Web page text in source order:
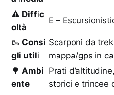
⚠️ Diffic
oltà
E –
🥾 Consi
gli utili
Scarponi da
mappa/gps in
🌳 Ambi
ente
Prati
storici e trincee